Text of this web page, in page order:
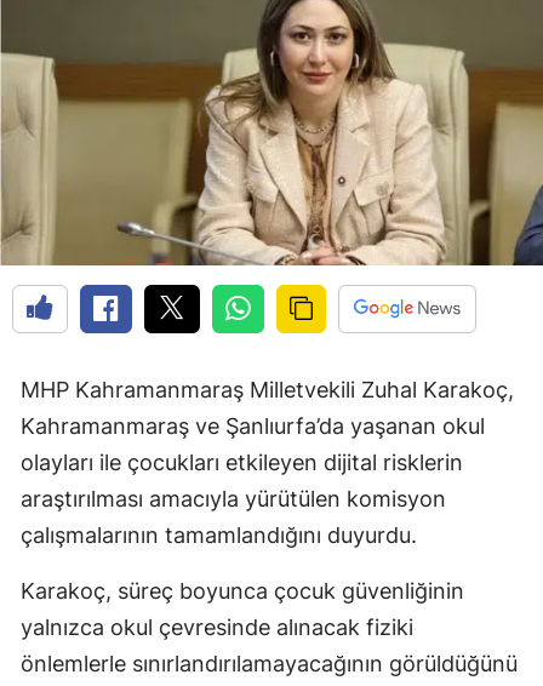
MHP Kahramanmaraş Milletvekili Zuhal Karakoç,
Kahramanmaraş ve Şanlıurfa’da yaşanan okul
olayları ile çocukları etkileyen dijital risklerin
araştırılması amacıyla yürütülen komisyon
çalışmalarının tamamlandığını duyurdu.
Karakoç, süreç boyunca çocuk güvenliğinin
yalnızca okul çevresinde alınacak fiziki
önlemlerle sınırlandırılamayacağının görüldüğünü